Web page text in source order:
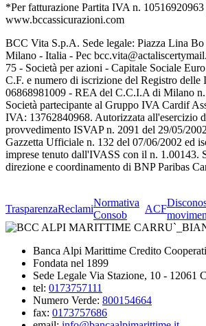
*Per fatturazione Partita IVA n.
www.bccassicurazioni.com
BCC Vita S.p.A. Sede legale: Piazza Lina
Milano - Italia - Pec
75 - Società per azioni - Capitale Sociale
C.F. e numero di iscrizione del Registro delle
06868981009 - REA del C.C.I.A di Milano
Società partecipante al Gruppo IVA Cardif
IVA: 13762840968. Autorizzata all'esercizio
provvedimento ISVAP n. 2091 del 29/05/
Gazzetta Ufficiale n. 132 del 07/06/2002 ed
imprese tenuto dall'IVASS con il n. 1.00143.
direzione e coordinamento di BNP Paribas
TrasparenzaReclami
Normativa
Consob
ACF
Banca Alpi Marittime Credito
Fondata nel 1899
Sede Legale Via Stazione, 10 - 12061
tel: 0173757111
Numero Verde: 800154664
fax: 0173757686